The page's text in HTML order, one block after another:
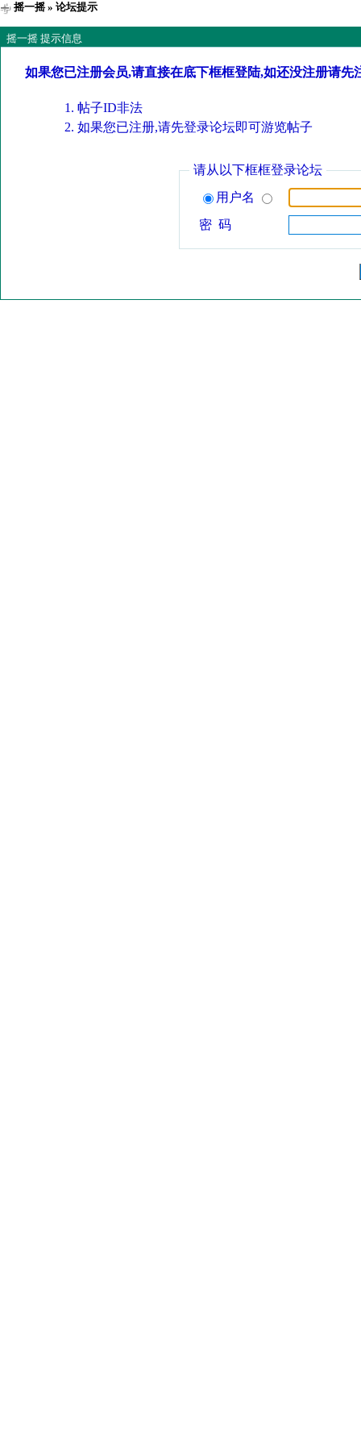
摇一摇» 论坛提示
摇一摇 提示信息
如果您已注册会员,请直接在底下框框登陆,如还没注册请先
帖子ID非法
如果您已注册,请先登录论坛即可游览帖子
请从以下框框登录论坛
用户名
密 码